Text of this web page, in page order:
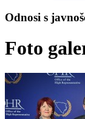
Odnosi s
Foto